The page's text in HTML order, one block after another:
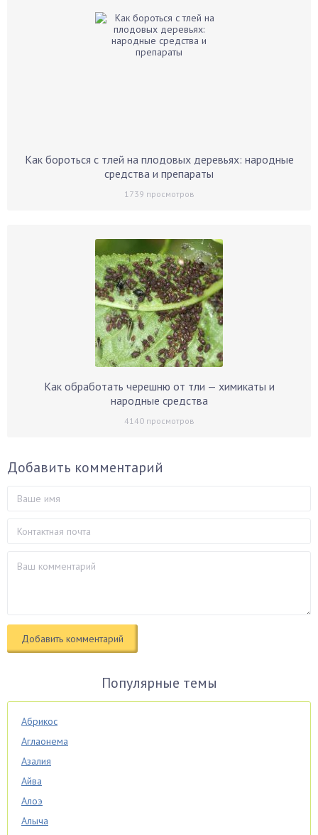
Как бороться с тлей на плодовых деревьях: народные
средства и препараты
1739 просмотров
Как обработать черешню от тли — химикаты и
народные средства
4140просмотров
Добавить комментарий
Популярные темы
Абрикос
Аглаонема
Азалия
Айва
Алоэ
Алыча